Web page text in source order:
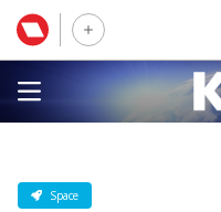
Space